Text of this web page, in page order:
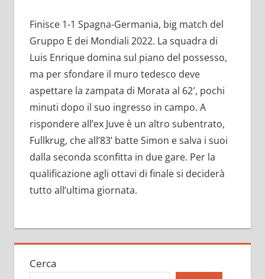
Finisce 1-1 Spagna-Germania, big match del
Gruppo E dei Mondiali 2022. La squadra di
Luis Enrique domina sul piano del possesso,
ma per sfondare il muro tedesco deve
aspettare la zampata di Morata al 62′, pochi
minuti dopo il suo ingresso in campo. A
rispondere all’ex Juve è un altro subentrato,
Fullkrug, che all’83’ batte Simon e salva i suoi
dalla seconda sconfitta in due gare. Per la
qualificazione agli ottavi di finale si deciderà
tutto all’ultima giornata.
Cerca